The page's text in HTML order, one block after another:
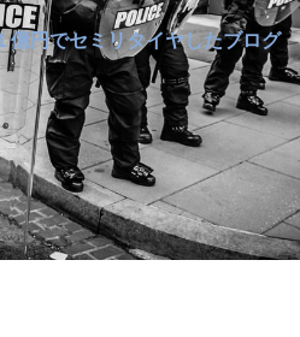
億円でセミリタイヤしたブログ